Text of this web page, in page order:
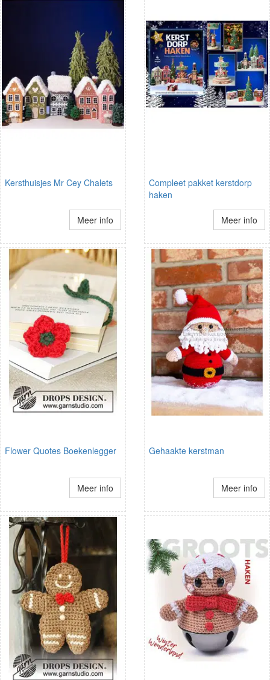
Kersthuisjes Mr Cey Chalets
Meer info
Compleet pakket kerstdorp
haken
Meer info
Flower Quotes Boekenlegger
Meer info
Gehaakte kerstman
Meer info